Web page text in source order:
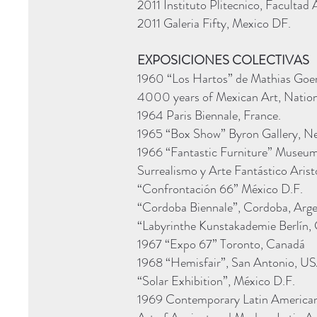
2011 Instituto Plitecnico, Facultad
2011 Galeria Fifty, Mexico DF.
EXPOSICIONES COLECTIVAS
1960 “Los Hartos” de Mathias
4000 years of Mexican Art,
1964 Paris Biennale, France.
1965 “Box Show” Byron Gallery,
1966 “Fantastic Furniture”
Surrealismo y Arte Fantástico
“Confrontación 66” México D.F.
“Cordoba Biennale”, Cordoba,
“Labyrinthe Kunstakademie Berlín,
1967 “Expo 67” Toronto, Canadá
1968 “Hemisfair”, San Antonio,
“Solar Exhibition”, México D.F.
1969 Contemporary Latin